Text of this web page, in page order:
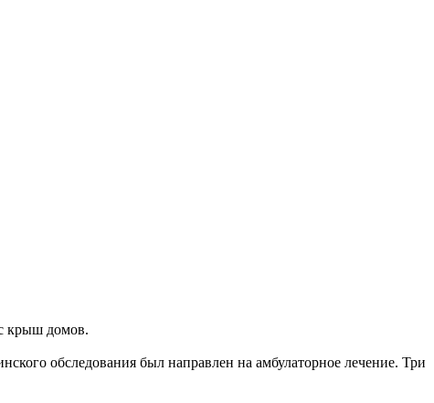
крыш домов.
обследования был направлен на амбулаторное лечение. Три